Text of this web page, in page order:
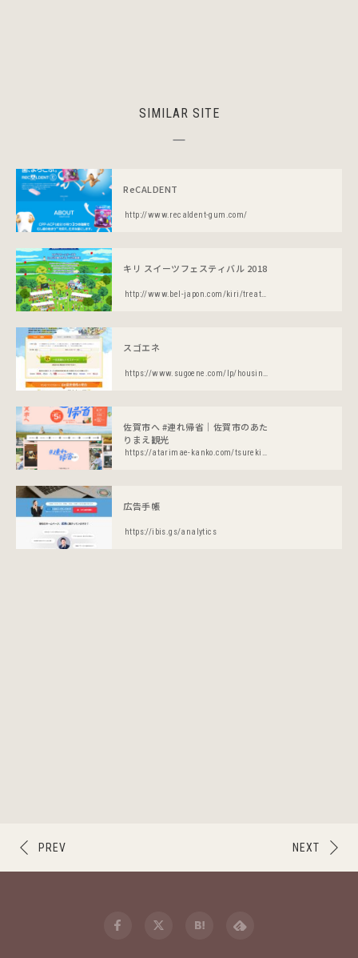
SIMILAR SITE
ReCALDENT
http://www.recaldent-gum.com/
キリ スイーツフェスティバル 2018
http://www.bel-japon.com/kiri/treat/kirifes/
スゴエネ
https://www.sugoene.com/lp/housing/
佐賀市へ #連れ帰省｜佐賀市のあた
りまえ観光
https://atarimae-kanko.com/tsurekisei/
広告手帳
https://ibis.gs/analytics
NEXT
PREV